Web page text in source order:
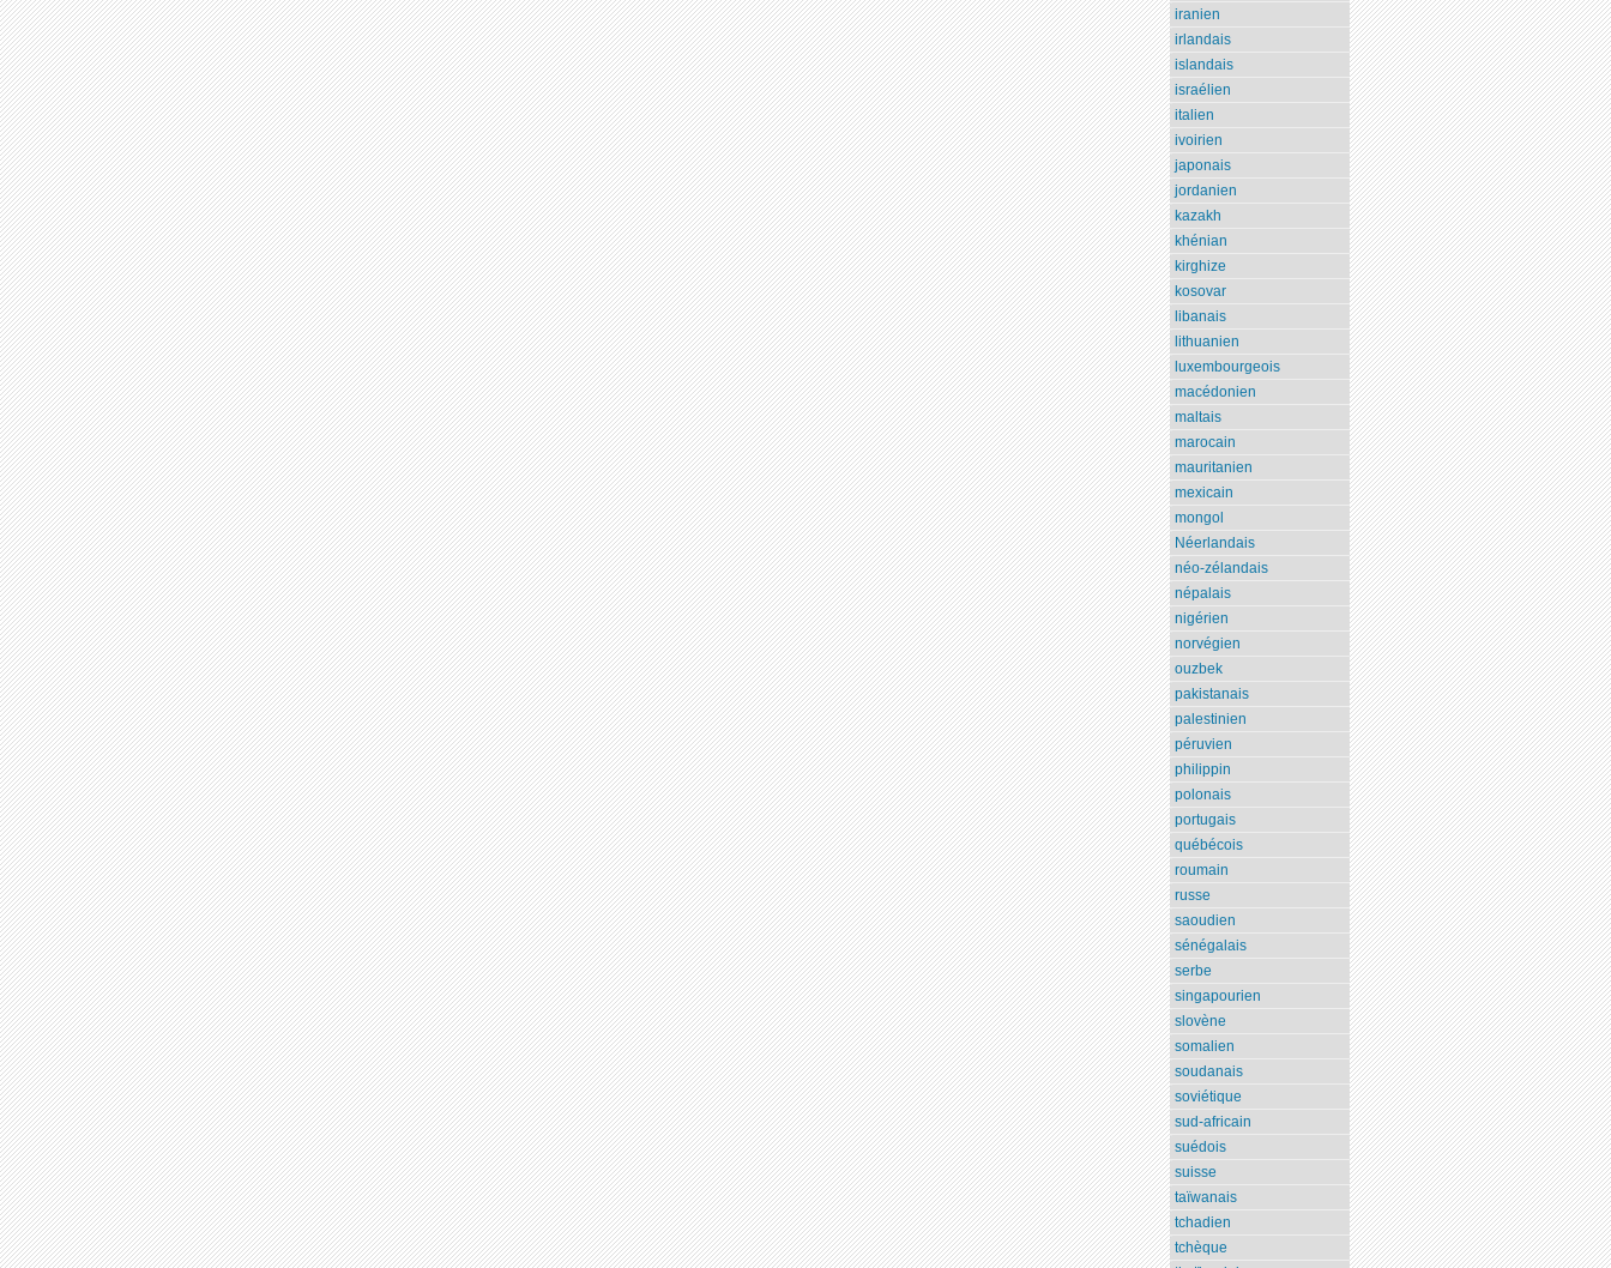
iranien
irlandais
islandais
israélien
italien
ivoirien
japonais
jordanien
kazakh
khénian
kirghize
kosovar
libanais
lithuanien
luxembourgeois
macédonien
maltais
marocain
mauritanien
mexicain
mongol
Néerlandais
néo-zélandais
népalais
nigérien
norvégien
ouzbek
pakistanais
palestinien
péruvien
philippin
polonais
portugais
québécois
roumain
russe
saoudien
sénégalais
serbe
singapourien
slovène
somalien
soudanais
soviétique
sud-africain
suédois
suisse
taïwanais
tchadien
tchèque